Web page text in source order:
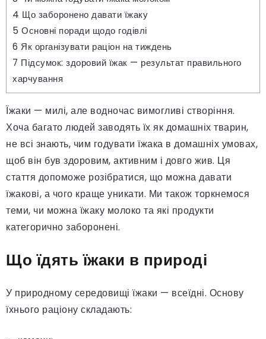
4 Що заборонено давати їжаку
5 Основні поради щодо годівлі
6 Як організувати раціон на тиждень
7 Підсумок: здоровий їжак — результат правильного
харчування
Їжаки — милі, але водночас вимогливі створіння.
Хоча багато людей заводять їх як домашніх тварин,
не всі знають, чим годувати їжака в домашніх умовах,
щоб він був здоровим, активним і довго жив. Ця
стаття допоможе розібратися, що можна давати
їжакові, а чого краще уникати. Ми також торкнемося
теми, чи можна їжаку молоко та які продукти
категорично заборонені.
Що їдять їжаки в природі
У природному середовищі їжаки — всеїдні. Основу
їхнього раціону складають: